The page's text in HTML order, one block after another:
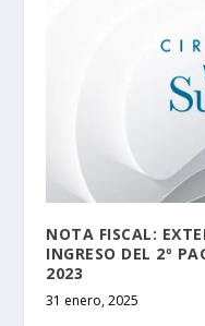
NOTA FISCAL:
INGRESO DEL 2º
2023
31 enero, 2025